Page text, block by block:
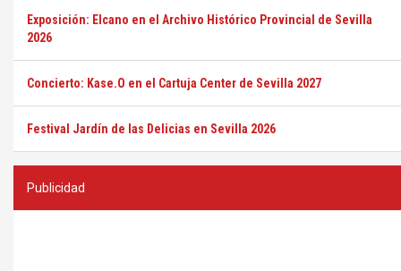
Exposición: Elcano en el Archivo Histórico Provincial de Sevilla
2026
Concierto: Kase.O en el Cartuja Center de Sevilla 2027
Festival Jardín de las Delicias en Sevilla 2026
Publicidad